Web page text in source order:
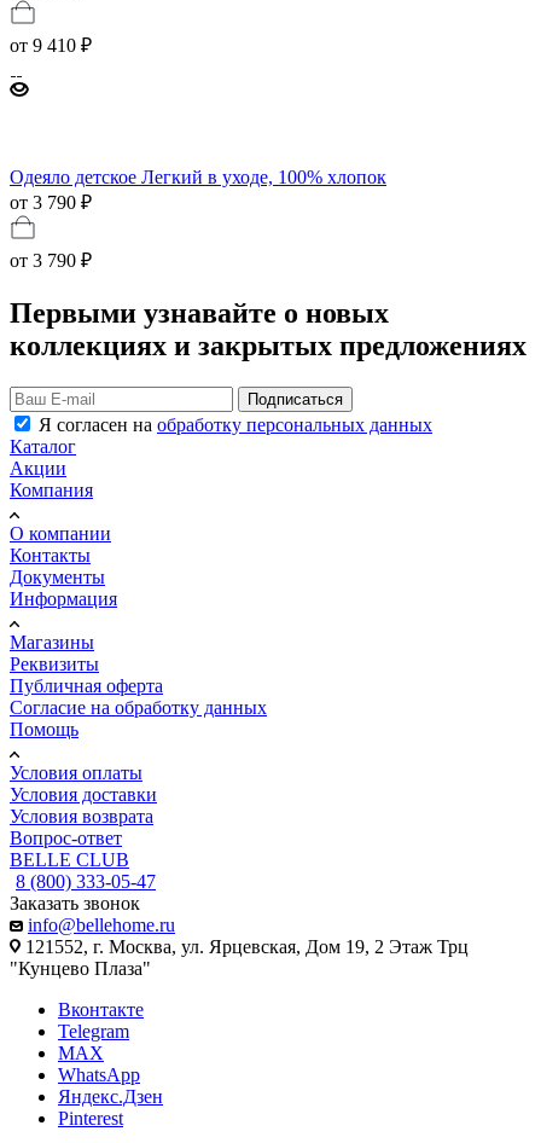
от 9 410 ₽
Одеяло детское Легкий в уходе, 100% хлопок
от 3 790 ₽
от 3 790 ₽
Первыми узнавайте о новых
коллекциях и закрытых предложениях
Подписаться
Я согласен на обработку персональных данных
Каталог
Акции
Компания
О компании
Контакты
Документы
Информация
Магазины
Реквизиты
Публичная оферта
Согласие на обработку данных
Помощь
Условия оплаты
Условия доставки
Условия возврата
Вопрос-ответ
BELLE CLUB
8 (800) 333-05-47
Заказать звонок
info@bellehome.ru
121552, г. Москва, ул. Ярцевская, Дом 19, 2 Этаж Трц
"Кунцево Плаза"
Вконтакте
Telegram
MAX
WhatsApp
Яндекс.Дзен
Pinterest